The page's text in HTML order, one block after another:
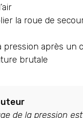
la roue de
pression après un
brutale
de la pression